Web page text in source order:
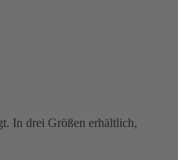
In drei Größen erhältlich,